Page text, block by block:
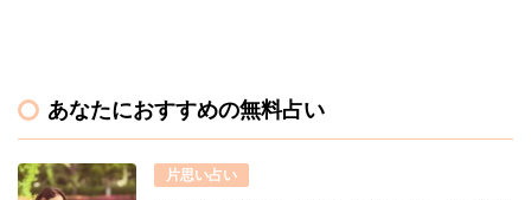
あなたにおすすめの無料占い
片思い占い